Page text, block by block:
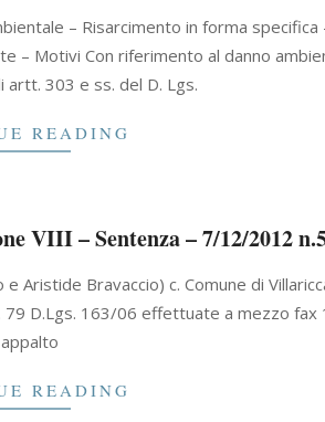
– Risarcimento in forma specifica
– Motivi Con riferimento al danno
artt. 303 e ss. del D. Lgs.
READING
VIII – Sentenza – 7/12/2012
Aristide Bravaccio) c. Comune di
D.Lgs. 163/06 effettuate a mezzo fax
READING